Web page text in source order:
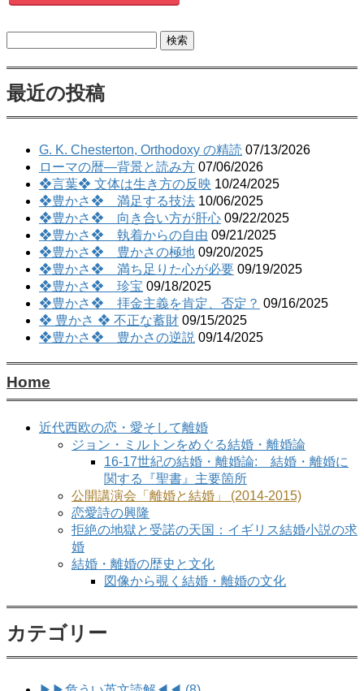
最近の投稿
G. K. Chesterton, Orthodoxy の精読 07/13/2026
ローマの暦―背景と読み方 07/06/2026
❖言葉❖ 文体は生き方の反映 10/24/2025
❖豊かさ❖ 満足する技法 10/06/2025
❖豊かさ❖ 向き合い方が肝心 09/22/2025
❖豊かさ❖ 執着からの自由 09/21/2025
❖豊かさ❖ 豊かさの極地 09/20/2025
❖豊かさ❖ 満ち足りた心が必要 09/19/2025
❖豊かさ❖ 珍宝 09/18/2025
❖豊かさ❖ 拝金主義を肯定、否定？ 09/16/2025
❖ 豊かさ ❖ 不正な蓄財 09/15/2025
❖豊かさ❖ 豊かさの逆説 09/14/2025
Home
近代西欧の恋・愛そして離婚
ジョン・ミルトンをめぐる結婚・離婚論
16-17世紀の結婚・離婚論: 結婚・離婚に
関する『聖書』主要箇所
公開講演会「離婚と結婚」 (2014-2015)
恋愛詩の興隆
拒絶の地獄と受諾の天国：イギリス結婚小説の求
婚
結婚・離婚の歴史と文化
図像から覗く結婚・離婚の文化
カテゴリー